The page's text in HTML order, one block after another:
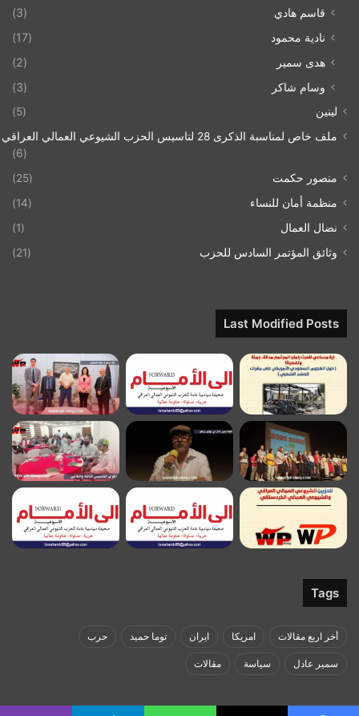
قاسم هادي
(3)
نادية محمود
(17)
هدى سمير
(2)
وسام شاكر
(3)
لينين
(5)
ملف خاص لمناسبة الذكرى 28 لتاسيس الحزب الشيوعي العمالي العراقي 1993/07/21
(6)
منصور حكمت
(25)
منظمة أمان للنساء
(14)
نضال العمال
(1)
وثائق المؤتمر السادس للحزب
(21)
Last Modified Posts
Tags
أخر اربع مقالات امريكا ايران توما حميد حرب
سمير عادل سياسة مقالات